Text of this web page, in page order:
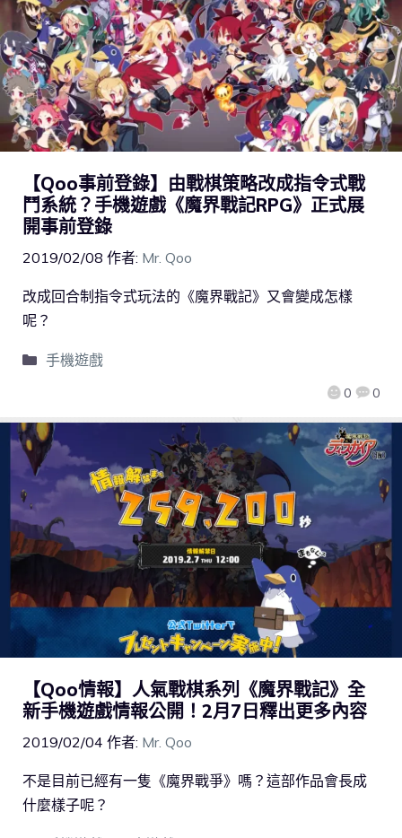
【Qoo事前登錄】由戰棋策略改成指令式戰
鬥系統？手機遊戲《魔界戰記RPG》正式展
開事前登錄
2019/02/08 作者: Mr. Qoo
0 0
改成回合制指令式玩法的《魔界戰記》又會變成怎樣
呢？
手機遊戲
【Qoo情報】人氣戰棋系列《魔界戰記》全
新手機遊戲情報公開！2月7日釋出更多內容
2019/02/04 作者: Mr. Qoo
不是目前已經有一隻《魔界戰爭》嗎？這部作品會長成
什麼樣子呢？